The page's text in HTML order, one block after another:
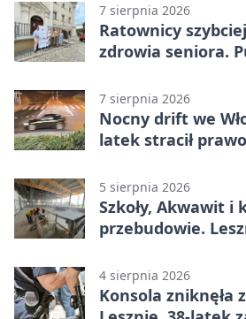
7 sierpnia 2026
Ratownicy
zdrowia seniora.
7 sierpnia 2026
Nocny drift we
latek stracił
5 sierpnia 2026
Szkoły, Akwawit i
przebudowie.
4 sierpnia 2026
Konsola zniknęła